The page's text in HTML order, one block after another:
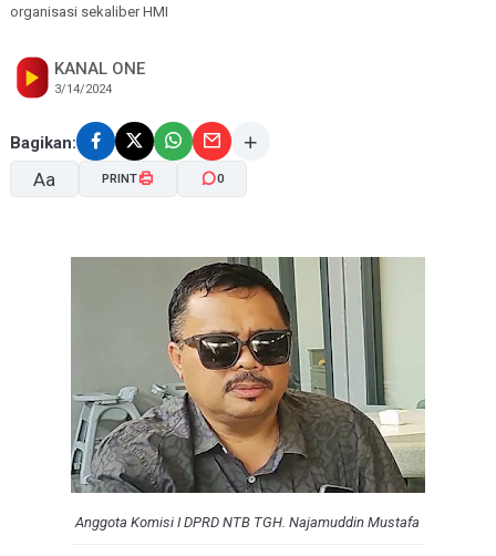
organisasi sekaliber HMI
KANAL ONE
3/14/2024
Bagikan:
Aa
A+
PRINT 0
Anggota Komisi I DPRD NTB TGH. Najamuddin Mustafa